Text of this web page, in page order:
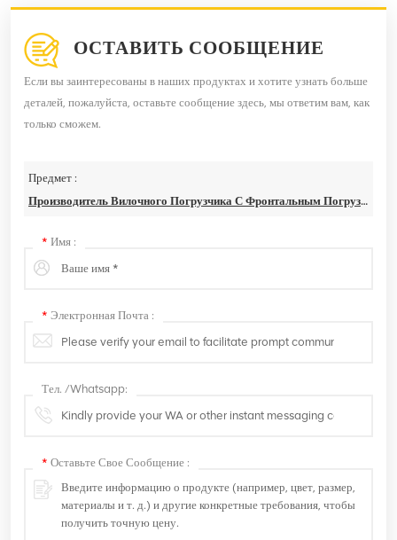
ОСТАВИТЬ СООБЩЕНИЕ
Если вы заинтересованы в наших продуктах и хотите узнать больше
деталей, пожалуйста, оставьте сообщение здесь, мы ответим вам, как
только сможем.
Предмет :
Производитель Вилочного Погрузчика С Фронтальным Погрузчиком 45 Тонн.
* Имя :
* Электронная Почта :
Тел. /Whatsapp:
* Оставьте Свое Сообщение :